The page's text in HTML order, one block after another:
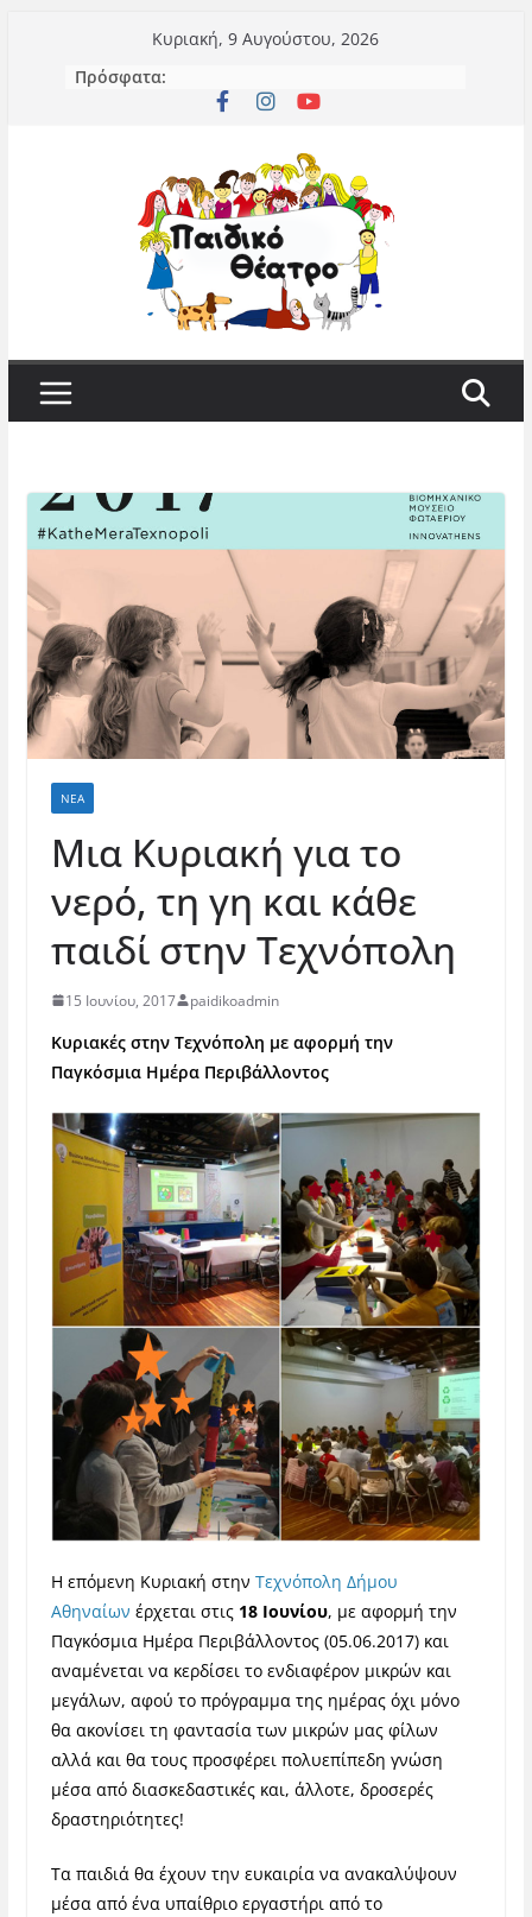
περιεχόμενο
Κυριακή, 9 Αυγούστου, 2026
Πρόσφατα:
ΝΈΑ
Μια Κυριακή για το
νερό, τη γη και κάθε
παιδί στην Τεχνόπολη
15 Ιουνίου, 2017 paidikoadmin
Κυριακές στην Τεχνόπολη με αφορμή την
Παγκόσμια Ημέρα Περιβάλλοντος
Η επόμενη Κυριακή στην Τεχνόπολη Δήμου
Αθηναίων έρχεται στις18 Ιουνίου, με αφορμή την
Παγκόσμια Ημέρα Περιβάλλοντος (05.06.2017) και
αναμένεται να κερδίσει το ενδιαφέρον μικρών και
μεγάλων, αφού το πρόγραμμα της ημέρας όχι μόνο
θα ακονίσει τη φαντασία των μικρών μας φίλων
αλλά και θα τους προσφέρει πολυεπίπεδη γνώση
μέσα από διασκεδαστικές και, άλλοτε, δροσερές
δραστηριότητες!
Τα παιδιά θα έχουν την ευκαιρία να ανακαλύψουν
μέσα από ένα υπαίθριο εργαστήρι από το